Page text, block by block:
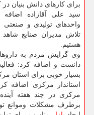
برای کارهای دانش بنیان
واحدهای تولیدی و صنعتی
تلاش مدیران صنایع شاهد
هستیم.
وی گرایش مردم به
دانست و اضافه کرد:
بسیار خوبی برای استان
استاندار مرکزی اضافه
مرکزی در چند هفته
برطرف مشکلات وموانع